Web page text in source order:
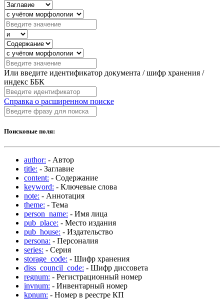
Или введите идентификатор документа / шифр хранения /
индекс ББК
Справка о расширенном поиске
Поисковые поля:
author: - Автор
title: - Заглавие
content: - Содержание
keyword: - Ключевые слова
note: - Аннотация
theme: - Тема
person_name: - Имя лица
pub_place: - Место издания
pub_house: - Издательство
persona: - Персоналия
series: - Серия
storage_code: - Шифр хранения
diss_council_code: - Шифр диссовета
regnum: - Регистрационный номер
invnum: - Инвентарный номер
kpnum: - Номер в реестре КП